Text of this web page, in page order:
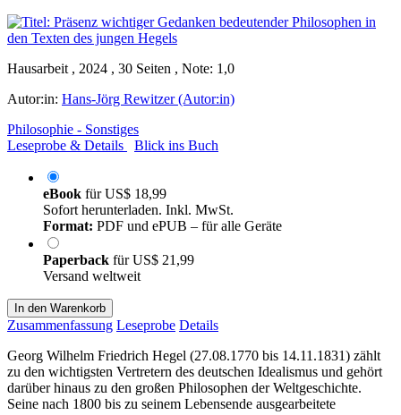
Hausarbeit , 2024 , 30 Seiten , Note: 1,0
Autor:in: Hans-Jörg Rewitzer (Autor:in)
Philosophie - Sonstiges
Leseprobe & Details
Blick ins Buch
eBook fürUS$ 18,99
Sofort herunterladen. Inkl. MwSt.
Format: PDF und ePUB – für alle Geräte
Paperback fürUS$ 21,99
Versand weltweit
In den Warenkorb
Zusammenfassung Leseprobe Details
Georg Wilhelm Friedrich Hegel (27.08.1770 bis 14.11.1831) zählt
zu den wichtigsten Vertretern des deutschen Idealismus und gehört
darüber hinaus zu den großen Philosophen der Weltgeschichte.
Seine nach 1800 bis zu seinem Lebensende ausgearbeitete